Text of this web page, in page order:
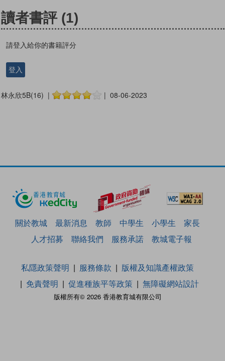
讀者書評 (1)
請登入給你的書籍評分
登入
林永欣5B(16) | | 08-06-2023
關於教城 最新消息 教師 中學生 小學生
家長
人才招募
聯絡我們 服務承諾 教城電子報
版權所有© 2026 香港教育城有限公司
私隱政策聲明 服務條款
版權及知識產權政策
免責聲明
促進種族平等政策 無障礙網站設計